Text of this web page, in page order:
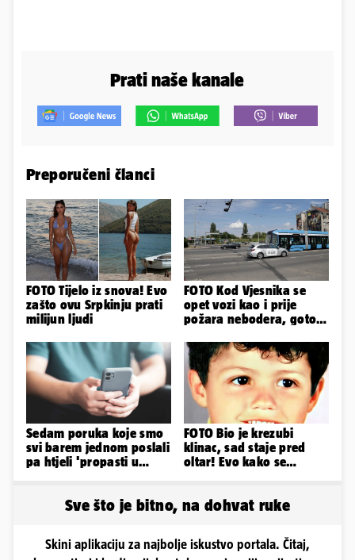
Prati naše kanale
Preporučeni članci
FOTO Tijelo iz snova! Evo
zašto ovu Srpkinju prati
milijun ljudi
FOTO Kod Vjesnika se
opet vozi kao i prije
požara nebodera, gotovi
Sedam poruka koje smo
svi barem jednom poslali
pa htjeli 'propasti u
FOTO Bio je krezubi
klinac, sad staje pred
oltar! Evo kako se
Sve što je bitno, na dohvat ruke
Skini aplikaciju za najbolje iskustvo portala. Čitaj,